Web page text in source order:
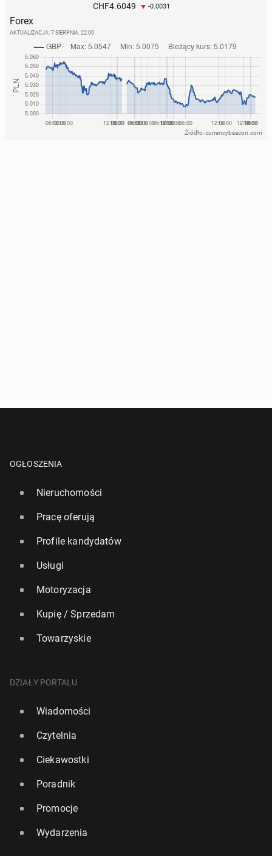
CHF4.6049 -0.0031
Forex
AKTUALIZACJA: 7 SIERPNIA, 22:00
Źródło: currencybeacon.com
OGŁOSZENIA
Nieruchomości
Pracę oferują
Profile kandydatów
Usługi
Motoryzacja
Kupię / Sprzedam
Towarzyskie
DZIAŁY PORTALU
Wiadomości
Czytelnia
Ciekawostki
Poradnik
Promocje
Wydarzenia